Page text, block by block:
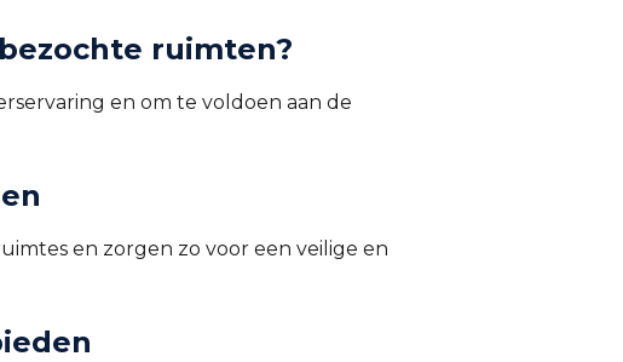
ruimten?
en om te voldoen aan de
en zorgen zo voor een veilige en